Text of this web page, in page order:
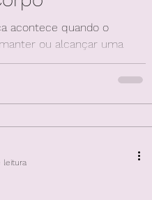
acontece quando o
ou alcançar uma
e não físico
leitura